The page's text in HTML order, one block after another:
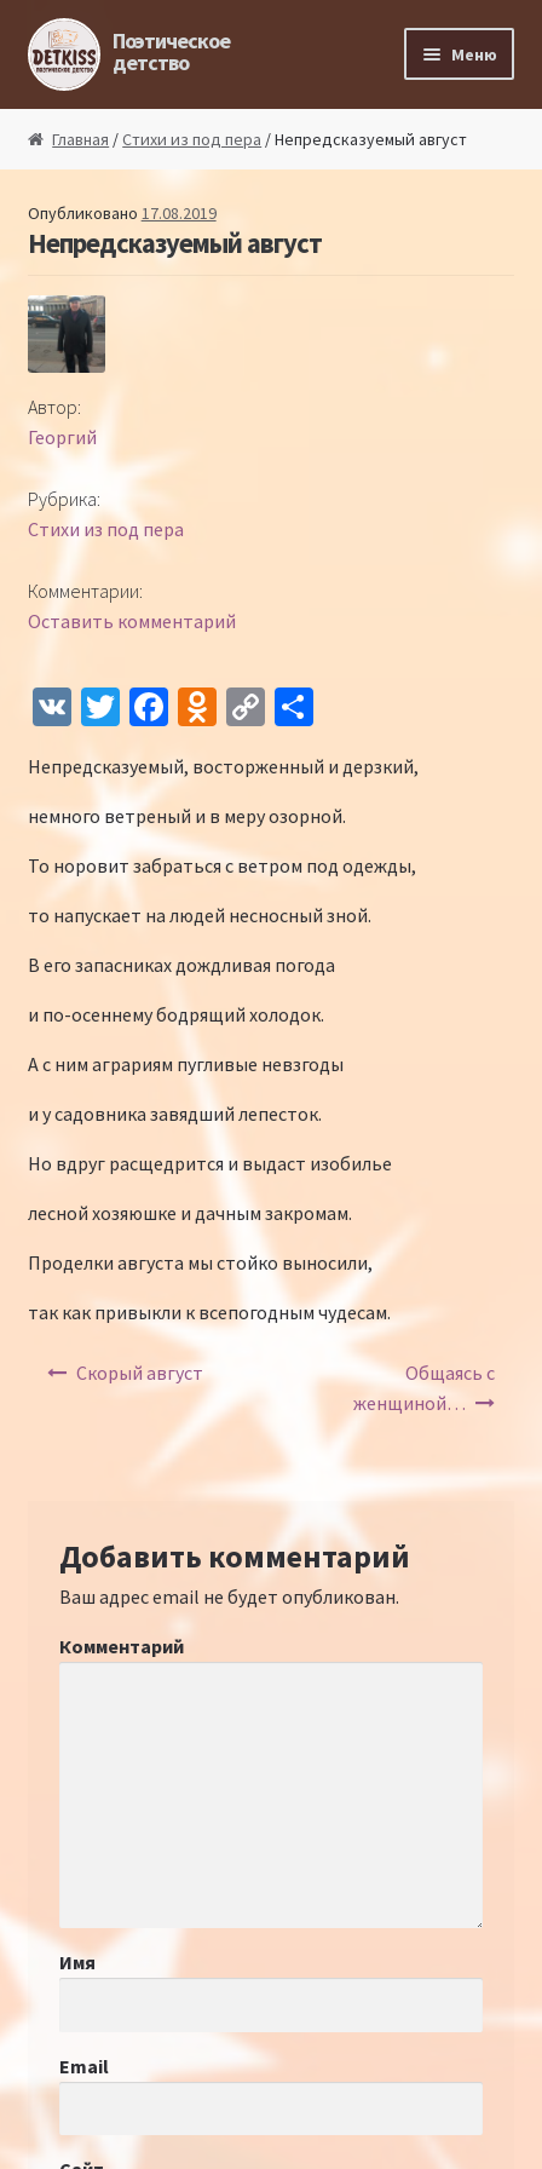
Перейти к навигации
Перейти к содержимому
Поэтическое
детство Меню
Поэтический ликбез
Поэтический блог
Детская философия
Интернет-конкурс чтецов «Созвучие 2018»
Наши участники и победители
Наши участники 2017
Страничка победителей 2017
Главная /Стихи из под пера / Непредсказуемый август
Опубликовано 17.08.2019
Непредсказуемый август
Автор:
Георгий
Рубрика:
Стихи из под пера
Комментарии:
Оставить комментарий
V T
tt
er
Fa
b
o
o
k
O
n
o
kl
as
sn
iki
C
p
y
Li
n
k
О
п
р
а
в
и
ть
Непредсказуемый, восторженный и дерзкий,
немного ветреный и в меру озорной.
То норовит забраться с ветром под одежды,
то напускает на людей несносный зной.
В его запасниках дождливая погода
и по-осеннему бодрящий холодок.
А с ним аграриям пугливые невзгоды
и у садовника завядший лепесток.
Но вдруг расщедрится и выдаст изобилье
лесной хозяюшке и дачным закромам.
Проделки августа мы стойко выносили,
так как привыкли к всепогодным чудесам.
Навигация по записям
Скорый август
Общаясь с
женщиной…
Добавить комментарий
Ваш адрес email не будет опубликован.
Комментарий
Имя
Email